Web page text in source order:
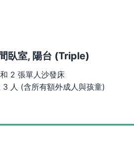
臥室, 陽台 (Triple)
2 張單人沙發床
3 人 (含所有額外成人與孩童)